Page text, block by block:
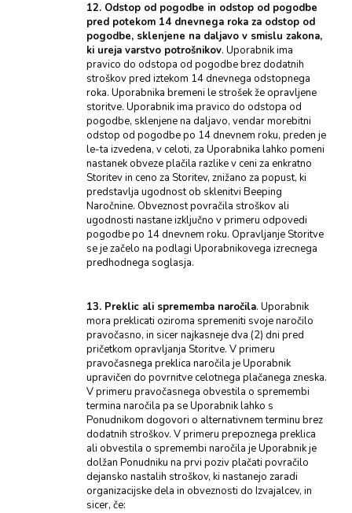
12. Odstop od pogodbe in odstop od pogodbe
pred potekom 14 dnevnega roka za odstop od
pogodbe, sklenjene na daljavo v smislu zakona,
ki ureja varstvo potrošnikov. Uporabnik ima
pravico do odstopa od pogodbe brez dodatnih
stroškov pred iztekom 14 dnevnega odstopnega
roka. Uporabnika bremeni le strošek že opravljene
storitve. Uporabnik ima pravico do odstopa od
pogodbe, sklenjene na daljavo, vendar morebitni
odstop od pogodbe po 14 dnevnem roku, preden je
le-ta izvedena, v celoti, za Uporabnika lahko pomeni
nastanek obveze plačila razlike v ceni za enkratno
Storitev in ceno za Storitev, znižano za popust, ki
predstavlja ugodnost ob sklenitvi Beeping
Naročnine. Obveznost povračila stroškov ali
ugodnosti nastane izključno v primeru odpovedi
pogodbe po 14 dnevnem roku. Opravljanje Storitve
se je začelo na podlagi Uporabnikovega izrecnega
predhodnega soglasja.
13. Preklic ali sprememba naročila. Uporabnik
mora preklicati oziroma spremeniti svoje naročilo
pravočasno, in sicer najkasneje dva (2) dni pred
pričetkom opravljanja Storitve. V primeru
pravočasnega preklica naročila je Uporabnik
upravičen do povrnitve celotnega plačanega zneska.
V primeru pravočasnega obvestila o spremembi
termina naročila pa se Uporabnik lahko s
Ponudnikom dogovori o alternativnem terminu brez
dodatnih stroškov. V primeru prepoznega preklica
ali obvestila o spremembi naročila je Uporabnik je
dolžan Ponudniku na prvi poziv plačati povračilo
dejansko nastalih stroškov, ki nastanejo zaradi
organizacijske dela in obveznosti do Izvajalcev, in
sicer, če: